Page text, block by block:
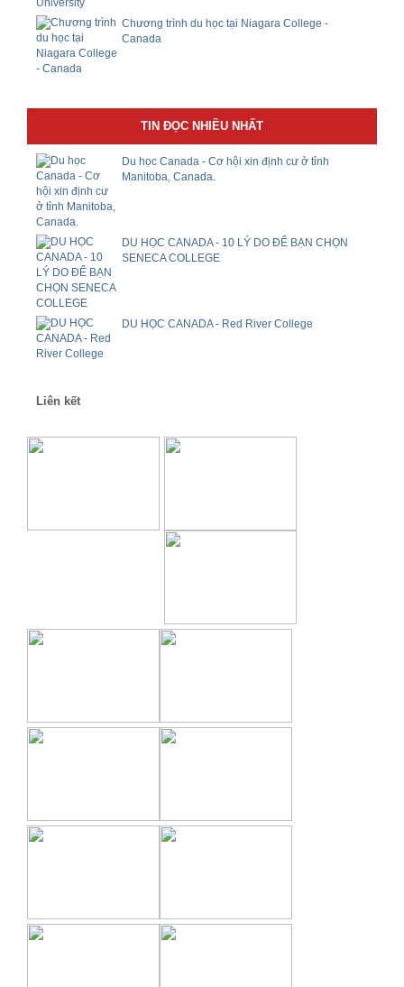
Chương trình du học tại Niagara College -
Canada
TIN ĐỌC NHIỀU NHẤT
Du học Canada - Cơ hội xin định cư ở tỉnh
Manitoba, Canada.
DU HỌC CANADA - 10 LÝ DO ĐỂ BẠN CHỌN
SENECA COLLEGE
DU HỌC CANADA - Red River College
Liên kết